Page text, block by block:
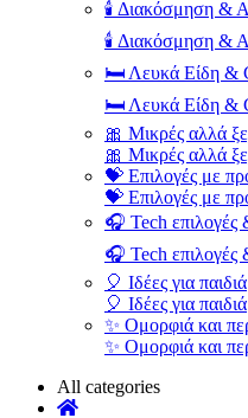
🕯️ Διακόσμηση &
🕯️ Διακόσμηση &
🛏️ Λευκά Είδη &
🛏️ Λευκά Είδη &
🎀 Μικρές αλλά
🎀 Μικρές αλλά
💝 Επιλογές με
💝 Επιλογές με
🎧 Tech επιλογές
🎧 Tech επιλογές
🎈 Ιδέες για παιδιά
🎈 Ιδέες για παιδιά
✨ Ομορφιά και
✨ Ομορφιά και
All categories